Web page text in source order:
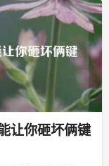
让你砸坏俩键